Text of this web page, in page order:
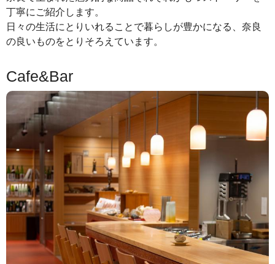
丁寧にご紹介します。
日々の生活にとりいれることで暮らしが豊かになる、奈良
の良いものをとりそろえています。
Cafe&Bar